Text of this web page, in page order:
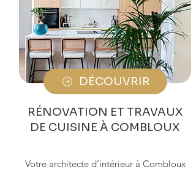
DÉCOUVRIR
RÉNOVATION ET TRAVAUX
DE CUISINE À COMBLOUX
Votre architecte d’intérieur à Combloux